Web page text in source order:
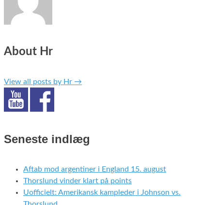
About Hr
View all posts by Hr →
Seneste indlæg
Aftab mod argentiner i England 15. august
Thorslund vinder klart på points
Uofficielt: Amerikansk kampleder i Johnson vs.